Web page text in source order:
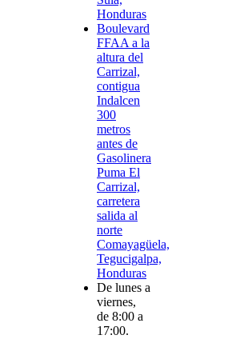
Honduras
Boulevard
FFAA a la
altura del
Carrizal,
contigua
Indalcen
300
metros
antes de
Gasolinera
Puma El
Carrizal,
carretera
salida al
norte
Comayagüela,
Tegucigalpa,
Honduras
De lunes a
viernes,
de 8:00 a
17:00.